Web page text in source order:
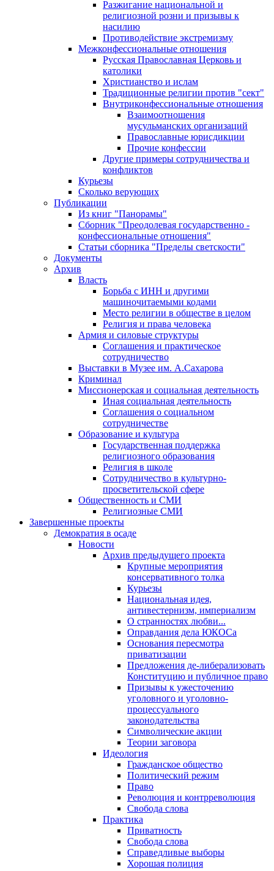
Разжигание национальной и
религиозной розни и призывы к
насилию
Противодействие экстремизму
Межконфессиональные отношения
Русская Православная Церковь и
католики
Христианство и ислам
Традиционные религии против "сект"
Внутриконфессиональные отношения
Взаимоотношения
мусульманских организаций
Православные юрисдикции
Прочие конфессии
Другие примеры сотрудничества и
конфликтов
Курьезы
Сколько верующих
Публикации
Из книг "Панорамы"
Сборник "Преодолевая государственно -
конфессиональные отношения"
Статьи сборника "Пределы светскости"
Документы
Архив
Власть
Борьба с ИНН и другими
машиночитаемыми кодами
Место религии в обществе в целом
Религия и права человека
Армия и силовые структуры
Соглашения и практическое
сотрудничество
Выставки в Музее им. А.Сахарова
Криминал
Миссионерская и социальная деятельность
Иная социальная деятельность
Соглашения о социальном
сотрудничестве
Образование и культура
Государственная поддержка
религиозного образования
Религия в школе
Сотрудничество в культурно-
просветительской сфере
Общественность и СМИ
Религиозные СМИ
Завершенные проекты
Демократия в осаде
Новости
Архив предыдущего проекта
Крупные мероприятия
консервативного толка
Курьезы
Национальная идея,
антивестернизм, империализм
О странностях любви...
Оправдания дела ЮКОСа
Основания пересмотра
приватизации
Предложения де-либерализовать
Конституцию и публичное право
Призывы к ужесточению
уголовного и уголовно-
процессуального
законодательства
Символические акции
Теории заговора
Идеология
Гражданское общество
Политический режим
Право
Революция и контрреволюция
Свобода слова
Практика
Приватность
Свобода слова
Справедливые выборы
Хорошая полиция